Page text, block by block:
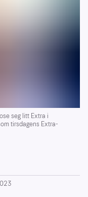
seg litt Extra i
tirsdagens Extra-